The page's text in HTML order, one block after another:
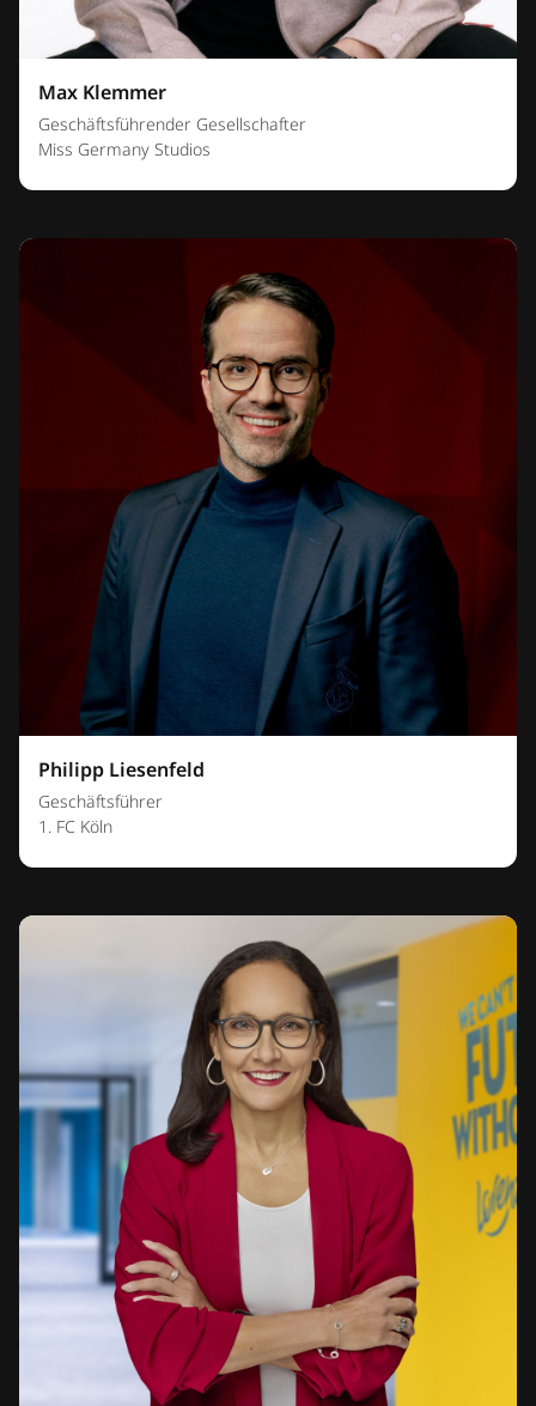
Max Klemmer
Geschäftsführender Gesellschafter
Miss Germany Studios
Philipp Liesenfeld
Geschäftsführer
1. FC Köln